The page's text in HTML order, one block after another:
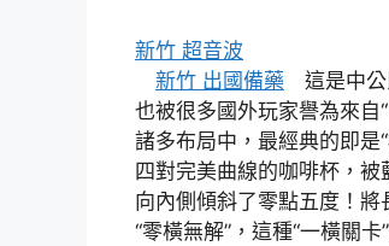
新竹 超音波
新竹 出國備藥 這是中公
也被很多國外玩家譽為來自
諸多布局中，最經典的即
四對完美曲線的咖啡杯，
向內側傾斜了零點五度！將
“零橫無解”，這種“一橫關卡